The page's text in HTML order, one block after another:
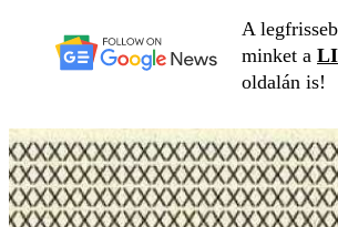
A
minket a
oldalán is!